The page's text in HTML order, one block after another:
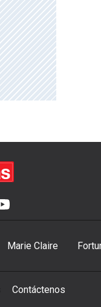
Marie Claire
Contáctenos